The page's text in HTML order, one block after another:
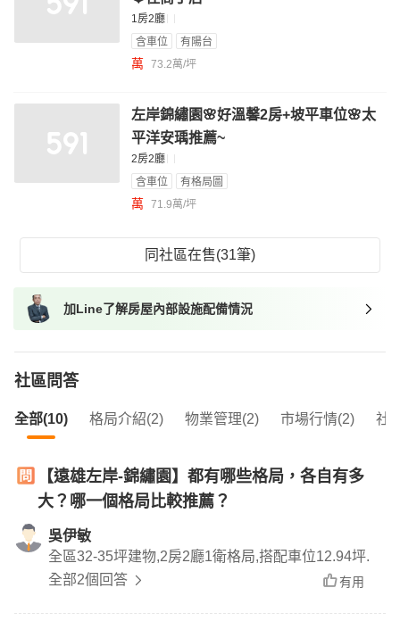
1房2廳
含車位
有陽台
萬 73.2萬/坪
左岸錦繡園🌸好溫馨2房+坡平車位🌸太
平洋安瑀推薦~
2房2廳
含車位
有格局圖
萬 71.9萬/坪
同社區在售(31筆)
加Line了解房屋內部設施配備情況
社區問答
全部(10) 格局介紹(2) 物業管理(2) 市場行情(2) 社
【遠雄左岸-錦繡園】都有哪些格局，各自有多
大？哪一個格局比較推薦？
吳伊敏
全區32-35坪建物,2房2廳1衛格局,搭配車位12.94坪.
全部2個回答
有用